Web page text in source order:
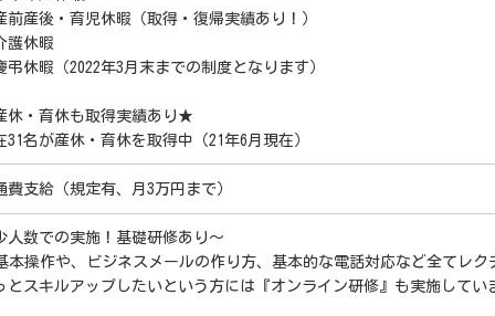
産後・育児休暇（取得・復帰実績あり！）
護休暇
休暇（2022年3月末までの制度となります）
・育休も取得実績あり★
31名が産休・育休を取得中（21年6月現在）
費支給（規定有、月3万円まで）
人数での実施！基礎研修あり～
本操作や、ビジネスメールの作り方、基本的な電話対応など全てレク
とスキルアップしたいという方には『オンライン研修』も実施してい